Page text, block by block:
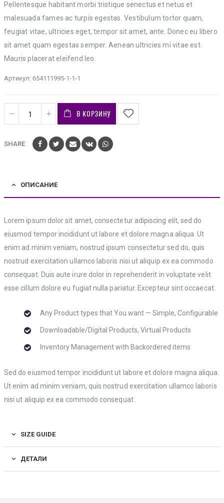
Pellentesque habitant morbi tristique senectus et netus et
malesuada fames ac turpis egestas. Vestibulum tortor quam,
feugiat vitae, ultricies eget, tempor sit amet, ante. Donec eu libero
sit amet quam egestas semper. Aenean ultricies mi vitae est.
Mauris placerat eleifend leo.
Артикул: 654111995-1-1-1
В КОРЗИНУ
SHARE
ОПИСАНИЕ
Lorem ipsum dolor sit amet, consectetur adipiscing elit, sed do
eiusmod tempor incididunt ut labore et dolore magna aliqua. Ut
enim ad minim veniam, nostrud ipsum consectetur sed do, quis
nostrud exercitation ullamco laboris nisi ut aliquip ex ea commodo
consequat. Duis aute irure dolor in reprehenderit in voluptate velit
esse cillum dolore eu fugiat nulla pariatur. Excepteur sint occaecat.
Any Product types that You want — Simple, Configurable
Downloadable/Digital Products, Virtual Products
Inventory Management with Backordered items
Sed do eiusmod tempor incididunt ut labore et dolore magna aliqua.
Ut enim ad minim veniam, quis nostrud exercitation ullamco laboris
nisi ut aliquip ex ea commodo consequat.
SIZE GUIDE
ДЕТАЛИ